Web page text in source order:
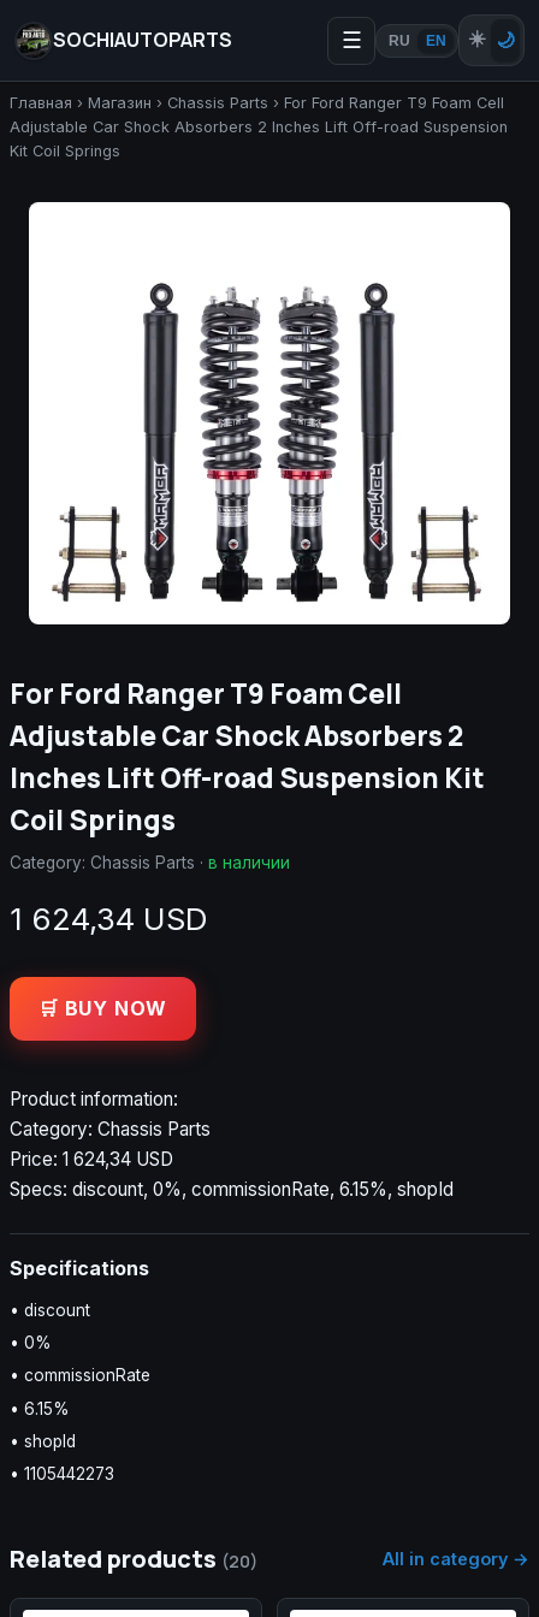
SOCHIAUTOPARTS ☰ RU EN ☀️ 🌙
Главная › Магазин › Chassis Parts › For Ford Ranger T9 Foam Cell
Adjustable Car Shock Absorbers 2 Inches Lift Off-road Suspension
Kit Coil Springs
For Ford Ranger T9 Foam Cell
Adjustable Car Shock Absorbers 2
Inches Lift Off-road Suspension Kit
Coil Springs
Category: Chassis Parts · в наличии
1 624,34 USD
🛒 BUY NOW
Product information:
Category: Chassis Parts
Price: 1 624,34 USD
Specs: discount, 0%, commissionRate, 6.15%, shopId
Specifications
• discount
• 0%
• commissionRate
• 6.15%
• shopId
• 1105442273
Related products (20) All in category →